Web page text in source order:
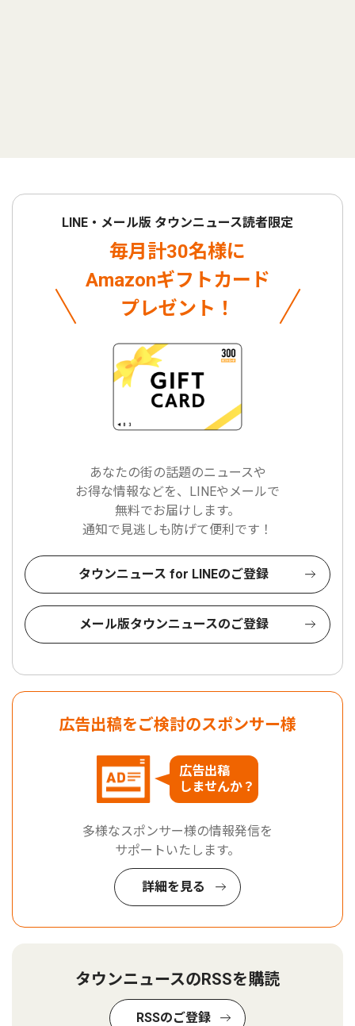
LINE・メール版 タウンニュース読者限定
毎月計30名様に
Amazonギフトカード
プレゼント！
あなたの街の話題のニュースや
お得な情報などを、LINEやメールで
無料でお届けします。
通知で見逃しも防げて便利です！
タウンニュース for LINEのご登録
メール版タウンニュースのご登録
広告出稿をご検討のスポンサー様
広告出稿
しませんか？
多様なスポンサー様の情報発信を
サポートいたします。
詳細を見る
タウンニュースのRSSを購読
RSSのご登録